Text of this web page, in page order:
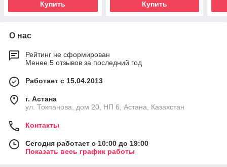
Купить Купить
О нас
Рейтинг не сформирован
Менее 5 отзывов за последний год
Работает с 15.04.2013
г. Астана
ул. Токпанова, дом 20, НП 6, Астана, Казахстан
Контакты
Сегодня работает с 10:00 до 19:00
Показать весь график работы